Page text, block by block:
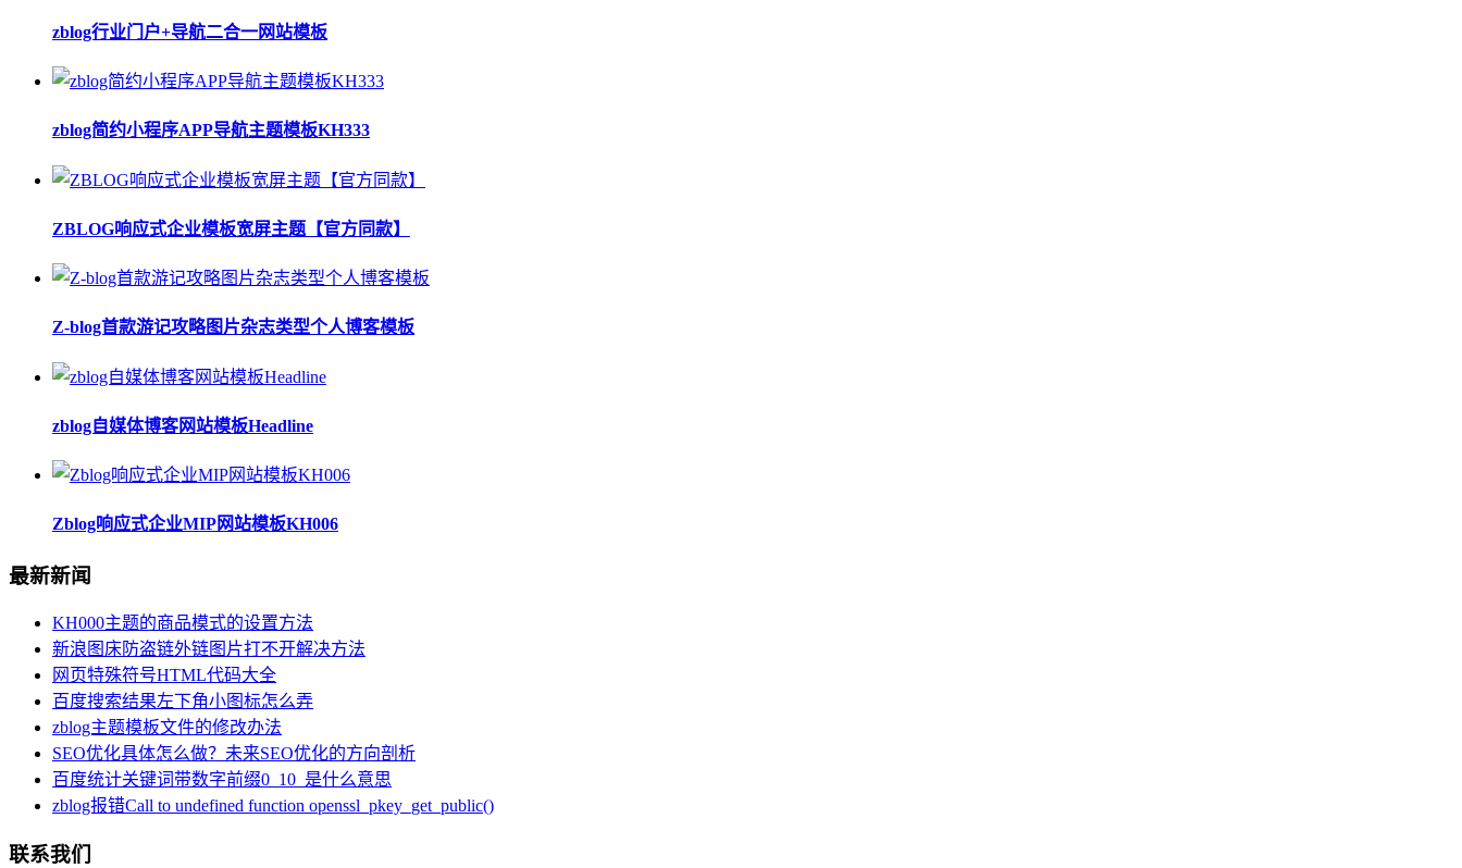
zblog行业门户+导航二合一网站模板
zblog简约小程序APP导航主题模板KH333
ZBLOG响应式企业模板宽屏主题【官方同款】
Z-blog首款游记攻略图片杂志类型个人博客模板
zblog自媒体博客网站模板Headline
Zblog响应式企业MIP网站模板KH006
最新新闻
KH000主题的商品模式的设置方法
新浪图床防盗链外链图片打不开解决方法
网页特殊符号HTML代码大全
百度搜索结果左下角小图标怎么弄
zblog主题模板文件的修改办法
SEO优化具体怎么做？未来SEO优化的方向剖析
百度统计关键词带数字前缀0_10_是什么意思
zblog报错Call to undefined function openssl_pkey_get_public()
联系我们